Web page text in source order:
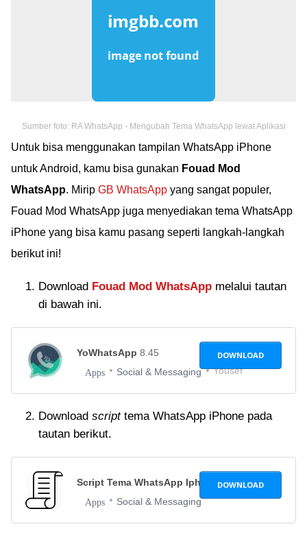
Sumber foto: RA WhatsApp - Mengubah Tema WhatsApp lewat Aplikasi
Untuk bisa menggunakan tampilan WhatsApp iPhone
untuk Android, kamu bisa gunakan Fouad Mod
WhatsApp. Mirip GB WhatsApp yang sangat populer,
Fouad Mod WhatsApp juga menyediakan tema WhatsApp
iPhone yang bisa kamu pasang seperti langkah-langkah
berikut ini!
Download Fouad Mod WhatsApp melalui tautan
di bawah ini.
YoWhatsApp 8.45
Apps Social & Messaging Yousef
DOWNLOAD
Download scripttema WhatsApp iPhone pada
tautan berikut.
Script Tema WhatsApp Iphone1.0
Apps Social & Messaging
DOWNLOAD